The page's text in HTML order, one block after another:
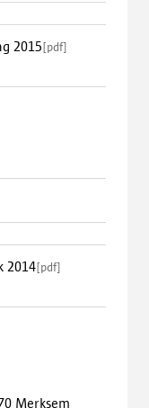
2015[pdf]
2014[pdf]
Merksem